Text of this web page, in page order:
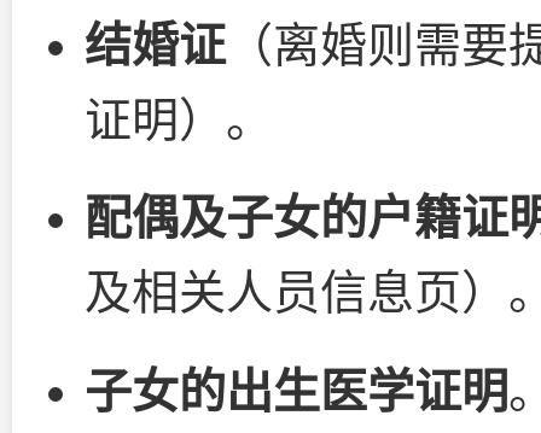
结婚证（离婚则需要
证明）。
配偶及子女的户籍证
及相关人员信息页）
子女的出生医学证明